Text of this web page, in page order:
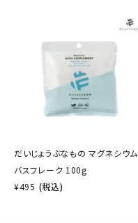
だいじょうぶなもの マグネシウム
バスフレーク 100g
¥495 (税込)